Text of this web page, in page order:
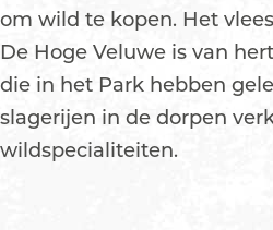
om wild te kopen. Het
De Hoge Veluwe is van
die in het Park hebben
slagerijen in de dorpen
wildspecialiteiten.